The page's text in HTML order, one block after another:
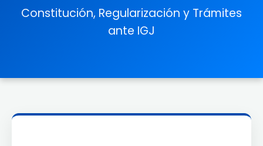
Constitución, Regularización y Trámites
ante IGJ